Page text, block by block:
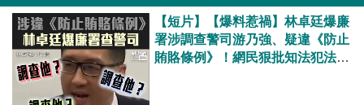
【短片】【爆料惹禍】林卓廷爆廉
署涉調查警司游乃強、疑違《防止
賄賂條例》！網民狠批知法犯法：